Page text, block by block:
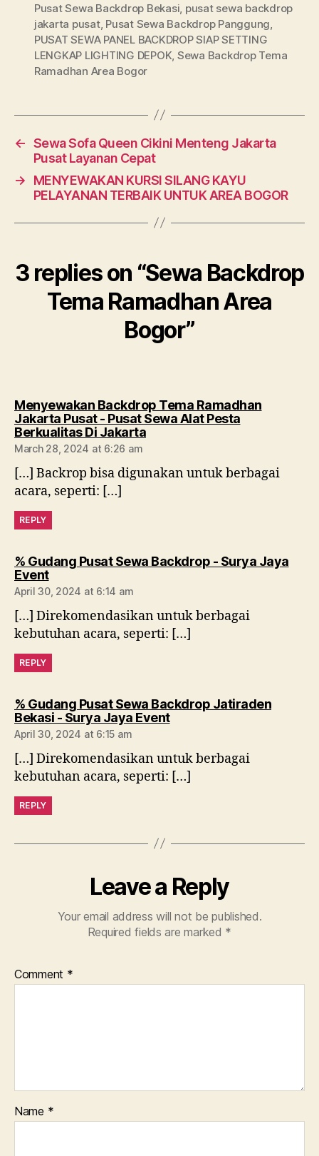
Pusat Sewa Backdrop Bekasi pusat sewa backdrop
jakarta pusat, Pusat Sewa Backdrop Panggung
PUSAT SEWA PANEL BACKDROP SIAP SETTING
LENGKAP LIGHTING DEPOK Sewa Backdrop Tema
Ramadhan Area Bogor
← Sewa Sofa Queen Cikini Menteng Jakarta
Pusat Layanan Cepat
→
MENYEWAKAN KURSI SILANG KAYU
PELAYANAN TERBAIK UNTUK AREA BOGOR
3 replies on “Sewa Backdrop
Tema Ramadhan Area
Bogor”
Menyewakan Backdrop Tema Ramadhan
Jakarta Pusat - Pusat Sewa Alat Pesta
Berkualitas Di Jakartasays:
March 28, 2024 at 6:26 am
[…] Backrop bisa digunakan untuk berbagai
acara, seperti: […]
REPLY
% Gudang Pusat Sewa Backdrop - Surya Jaya
Eventsays:
April 30, 2024 at 6:14 am
[…] Direkomendasikan untuk berbagai
kebutuhan acara, seperti: […]
REPLY
% Gudang Pusat Sewa Backdrop Jatiraden
Bekasi - Surya Jaya Eventsays:
April 30, 2024 at 6:15 am
[…] Direkomendasikan untuk berbagai
kebutuhan acara, seperti: […]
REPLY
Leave a Reply
Your email address will not be published.
Required fields are marked *
Comment *
Name *